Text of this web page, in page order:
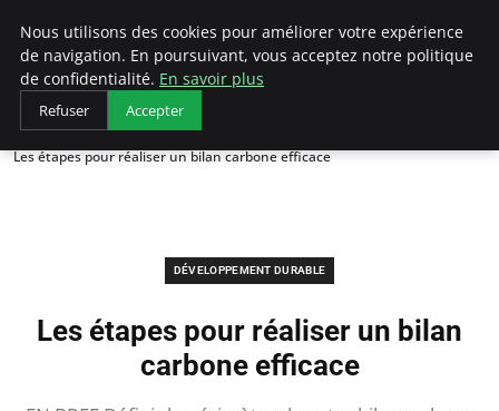
Arcticclimateemergency
Accueil
Développement durable
Les étapes pour réaliser un bilan carbone efficace
DÉVELOPPEMENT DURABLE
Les étapes pour réaliser un bilan
carbone efficace
Nous utilisons des cookies pour améliorer votre expérience
de navigation. En poursuivant, vous acceptez notre politique
de confidentialité. En savoir plus
Refuser Accepter